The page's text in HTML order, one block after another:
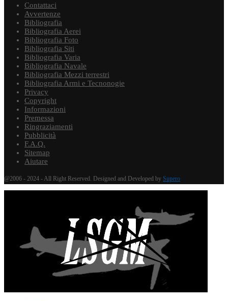
Contattaci
Avvertenze
Bibliografia
Bibliografia Aerei
Bibliografia Foto
Bibliografia Siti
Bibliografia Varia
Bibliografia Navale
Bibliografia Mezzi terrestri
Bibliografia Armi e Tecnonogie
Privacy
Copyright
Informazioni
Premessa
Ringraziamenti
Pubblicità
F.A.Q.
Sitemap
Aiutare
@2006 - 2024 - All Right Reserved. Designed and Developed by Supero